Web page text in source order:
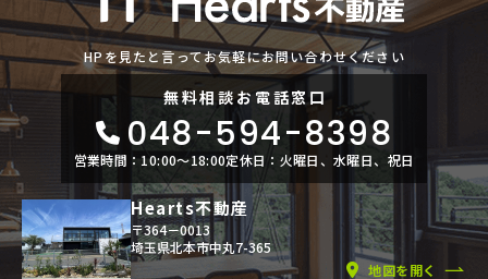
HPを見たと言ってお気軽にお問い合わせください
無料相談お電話窓口
048-594-8398
営業時間：10:00〜18:00定休日：火曜日、水曜日、祝日
Hearts不動産
〒364－0013
埼玉県北本市中丸7-365
地図を開く